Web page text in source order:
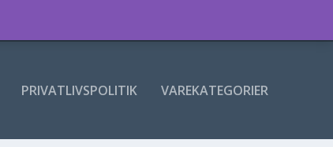
PRIVATLIVSPOLITIK VAREKATEGORIER